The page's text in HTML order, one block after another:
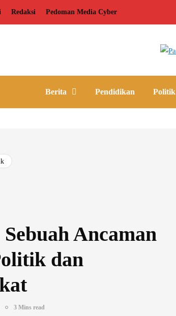
Redaksi Pedoman Media Cyber
Berita Pendidikan Politik
Ancaman
dan
3 Mins read